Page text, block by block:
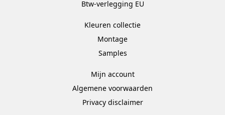
Btw-verlegging EU
Kleuren collectie
Montage
Samples
Mijn account
Algemene voorwaarden
Privacy disclaimer